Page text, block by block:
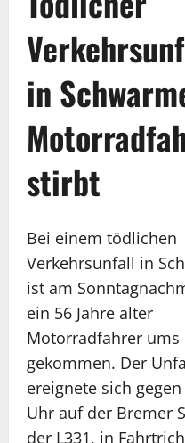
in
stirbt
Bei einem tödlichen
Verkehrsunfall in
ist am
ein 56 Jahre alter
Motorradfahrer ums
gekommen. Der
ereignete sich gegen
Uhr auf der Bremer
der L331, in